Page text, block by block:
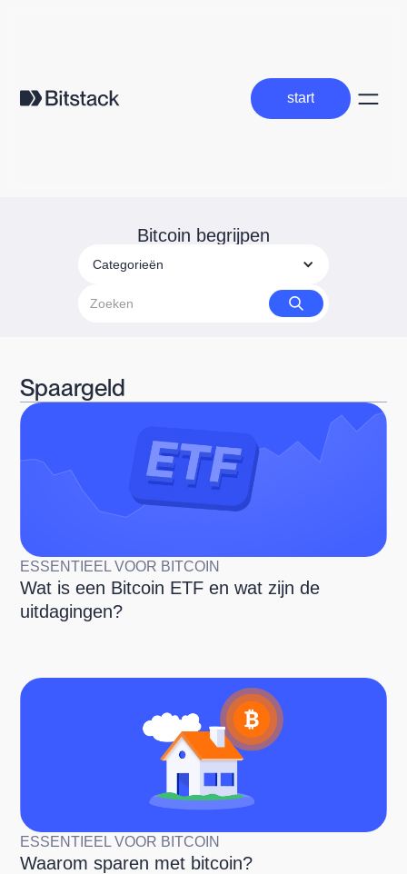
start
start
Bitcoin begrijpen
Categorieën
Spaargeld
ESSENTIEEL VOOR BITCOIN
Wat is een Bitcoin ETF en wat zijn de
uitdagingen?
ESSENTIEEL VOOR BITCOIN
Waarom sparen met bitcoin?